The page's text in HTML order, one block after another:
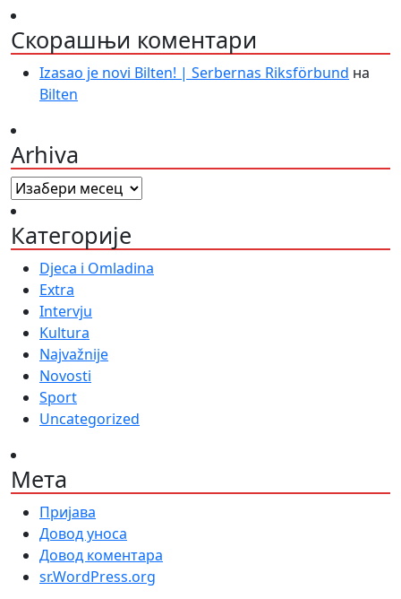
Скорашњи коментари
Izasao je novi Bilten! | Serbernas Riksförbund на
Bilten
Arhiva
Arhiva
Категорије
Djeca i Omladina
Extra
Intervju
Kultura
Najvažnije
Novosti
Sport
Uncategorized
Мета
Пријава
Довод уноса
Довод коментара
sr.WordPress.org